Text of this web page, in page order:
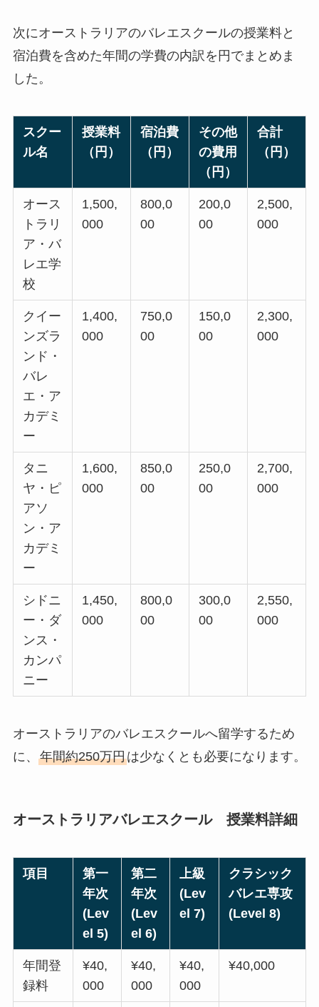
次にオーストラリアのバレエスクールの授業料と
宿泊費を含めた年間の学費の内訳を円でまとめま
した。
スクー
ル名
授業料
（円）
宿泊費
（円）
その他
の費用
（円）
合計
（円）
オース
トラリ
ア・バ
レエ学
校
1,500,
000
800,0
00
200,0
00
2,500,
000
クイー
ンズラ
ンド・
バレ
エ・ア
カデミ
ー
1,400,
000
750,0
00
150,0
00
2,300,
000
タニ
ヤ・ピ
アソ
ン・ア
カデミ
ー
1,600,
000
850,0
00
250,0
00
2,700,
000
シドニ
ー・ダ
ンス・
カンパ
ニー
1,450,
000
800,0
00
300,0
00
2,550,
000
オーストラリアのバレエスクールへ留学するため
に、 年間約250万円は少なくとも必要になります。
オーストラリアバレエスクール 授業料詳細
項目
第一
年次
(Lev
el 5)
第二
年次
(Lev
el 6)
上級
(Lev
el 7)
クラシック
バレエ専攻
(Level 8)
年間登
録料
¥40,
000
¥40,
000
¥40,
000
¥40,000